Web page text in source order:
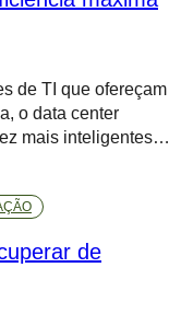
de TI que ofereçam
o data center
mais inteligentes e
crescente da
se destaca
de redes
de